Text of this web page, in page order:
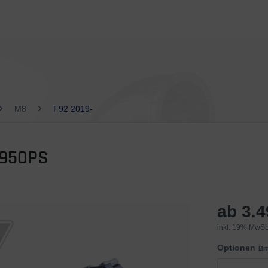
M8 F92 2019-
ab
inkl. 19%
Optionen